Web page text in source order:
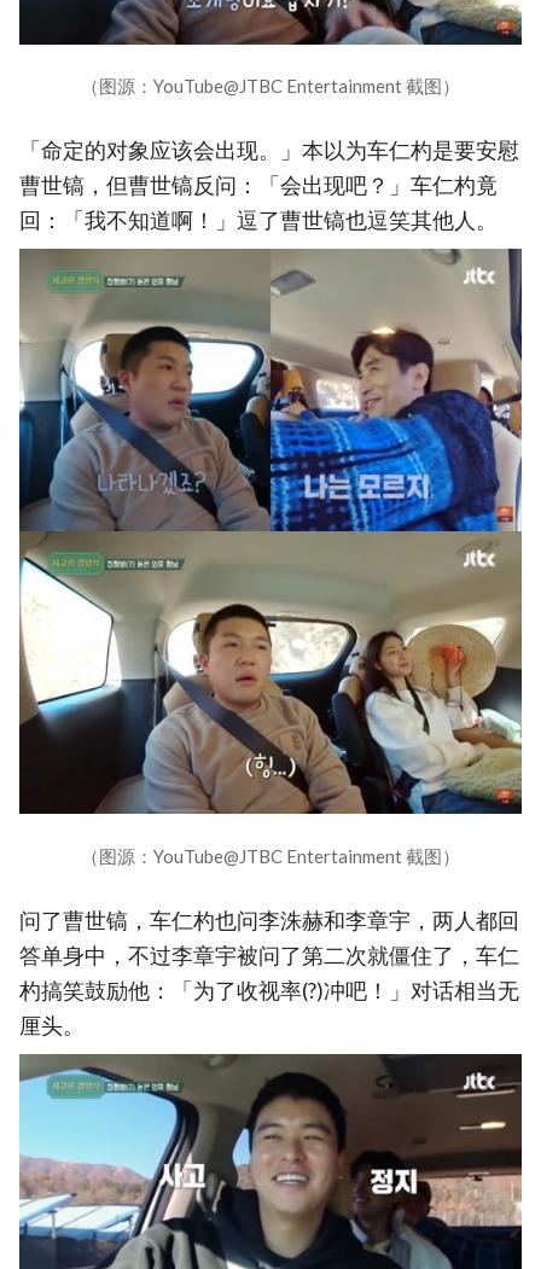
（图源：YouTube@JTBC Entertainment 截图）
「命定的对象应该会出现。」本以为车仁杓是要安慰
曹世镐，但曹世镐反问：「会出现吧？」车仁杓竟
回：「我不知道啊！」逗了曹世镐也逗笑其他人。
（图源：YouTube@JTBC Entertainment 截图）
问了曹世镐，车仁杓也问李洙赫和李章宇，两人都回
答单身中，不过李章宇被问了第二次就僵住了，车仁
杓搞笑鼓励他：「为了收视率(?)冲吧！」对话相当无
厘头。